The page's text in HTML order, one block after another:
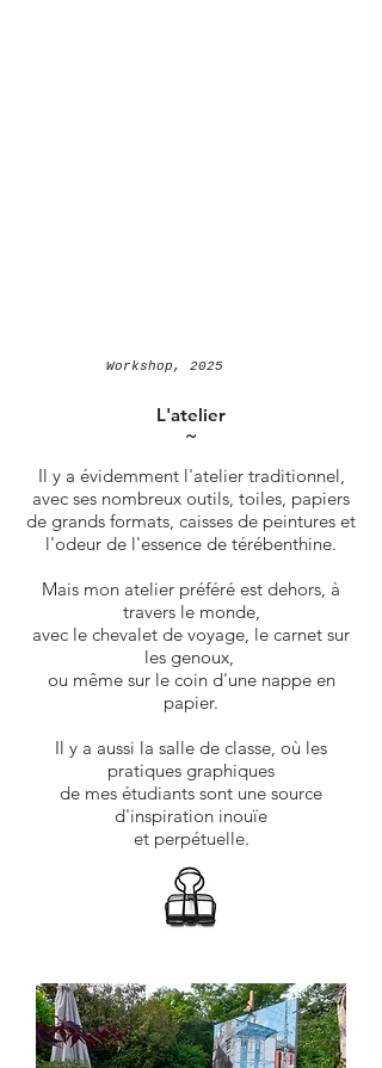
Workshop, 2025
L'atelier
˜
Il y a évidemment l'atelier traditionnel,
avec ses nombreux outils, toiles, papiers
de grands formats, caisses de peintures et
l'odeur de l'essence de térébenthine.
Mais mon atelier préféré est dehors, à
travers le monde,
avec le chevalet de voyage, le carnet sur
les genoux,
ou même sur le coin d'une nappe en
papier.
Il y a aussi la salle de classe, où les
pratiques graphiques
de mes étudiants sont une source
d'inspiration inouïe
et perpétuelle.